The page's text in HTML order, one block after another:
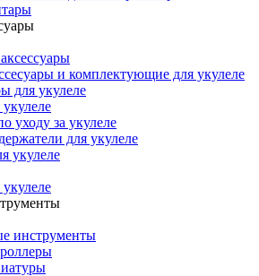
и комплектующие для укулеле
для укулеле
уходу за укулеле
для укулеле
укулеле
инструменты